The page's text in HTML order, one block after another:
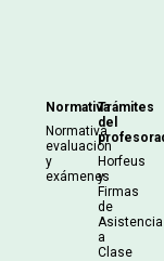
Normativa
Normativa
evaluación
y
exámenes
Trámites
del
Horfeus
y
Firmas
de
Asistencia
a
Clase